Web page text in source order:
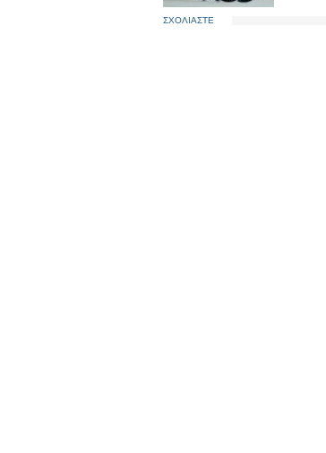
ΣΧΟΛΙΑΣΤΕ